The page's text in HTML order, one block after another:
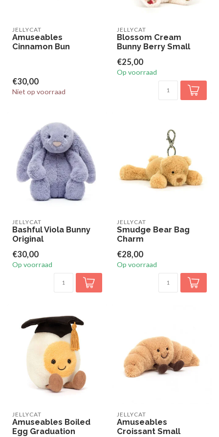
JELLYCAT
Amuseables
Cinnamon Bun
€30,00
Niet op voorraad
JELLYCAT
Blossom Cream
Bunny Berry Small
€25,00
Op voorraad
JELLYCAT
Bashful Viola Bunny
Original
€30,00
Op voorraad
JELLYCAT
Smudge Bear Bag
Charm
€28,00
Op voorraad
JELLYCAT
Amuseables Boiled
Egg Graduation
JELLYCAT
Amuseables
Croissant Small